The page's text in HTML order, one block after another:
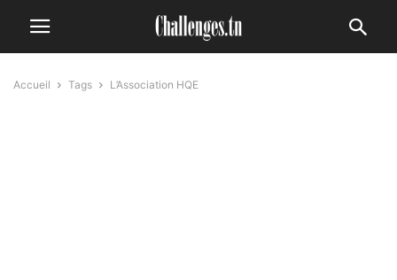
Accueil Tags L’Association HQE